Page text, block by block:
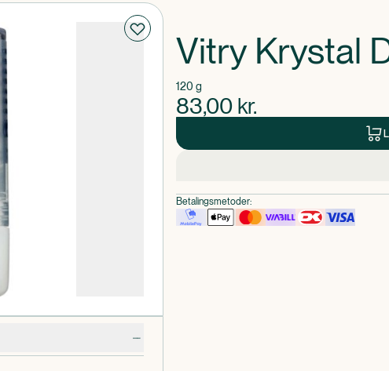
Vitry Krystal
120 g
83,00 kr.
Betalingsmetoder: